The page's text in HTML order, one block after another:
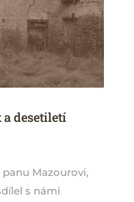
a desetiletí
Mazourovi,
s námi